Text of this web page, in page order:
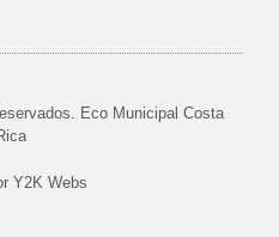
Eco Municipal Costa
Y2K Webs